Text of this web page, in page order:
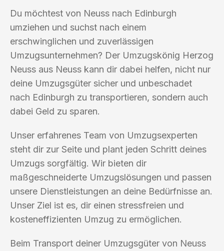
Du möchtest von Neuss nach Edinburgh
umziehen und suchst nach einem
erschwinglichen und zuverlässigen
Umzugsunternehmen? Der Umzugskönig Herzog
Neuss aus Neuss kann dir dabei helfen, nicht nur
deine Umzugsgüter sicher und unbeschadet
nach Edinburgh zu transportieren, sondern auch
dabei Geld zu sparen.
Unser erfahrenes Team von Umzugsexperten
steht dir zur Seite und plant jeden Schritt deines
Umzugs sorgfältig. Wir bieten dir
maßgeschneiderte Umzugslösungen und passen
unsere Dienstleistungen an deine Bedürfnisse an.
Unser Ziel ist es, dir einen stressfreien und
kosteneffizienten Umzug zu ermöglichen.
Beim Transport deiner Umzugsgüter von Neuss